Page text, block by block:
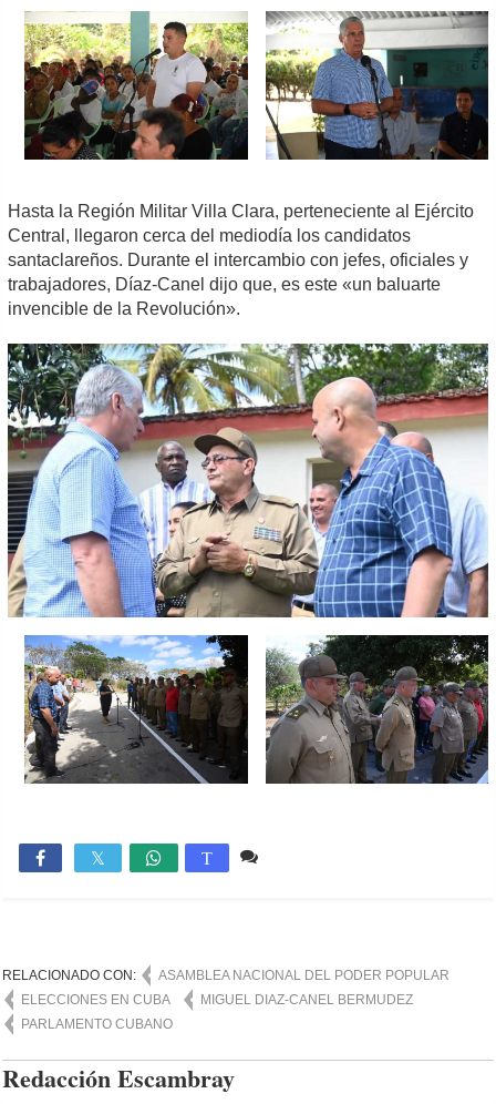
Hasta la Región Militar Villa Clara, perteneciente al Ejército
Central, llegaron cerca del mediodía los candidatos
santaclareños. Durante el intercambio con jefes, oficiales y
trabajadores, Díaz-Canel dijo que, es este «un baluarte
invencible de la Revolución».
 T
RELACIONADO CON:
ASAMBLEA NACIONAL DEL PODER POPULAR
ELECCIONES EN CUBA
MIGUEL DIAZ-CANEL BERMUDEZ
PARLAMENTO CUBANO
Redacción Escambray